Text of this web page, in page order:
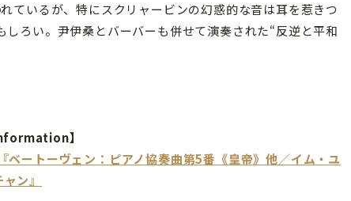
ているが、特にスクリャービンの幻惑的な音は耳を惹きつ
ろい。尹伊桑とバーバーも併せて演奏された“反逆と平和
】
ベートーヴェン：ピアノ協奏曲第5番《皇帝》他／イム・ユ
ン』